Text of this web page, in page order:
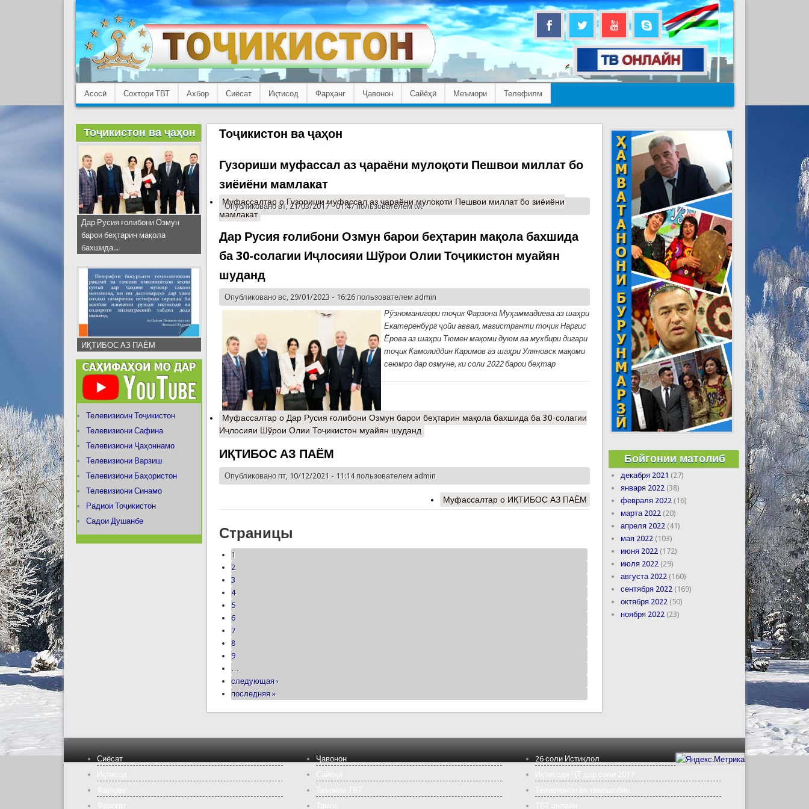
Асосӣ Сохтори ТВТ Ахбор Сиёсат Иқтисод Фарҳанг Ҷавонон Сайёҳӣ Меъмори Телефилм
Тоҷикистон ва ҷаҳон
Гузориши муфассал аз ҷараёни мулоқоти Пешвои миллат бо
зиёиёни мамлакат
Опубликовано вт, 21/03/2017 - 01:47 пользователемtvt
Муфассалтар о Гузориши муфассал аз ҷараёни мулоқоти Пешвои миллат бо зиёиёни
мамлакат
Дар Русия ғолибони Озмун барои беҳтарин мақола бахшида
ба 30-солагии Иҷлосияи Шўрои Олии Тоҷикистон муайян
шуданд
Опубликовано вс, 29/01/2023 - 16:26 пользователем admin
Рўзноманигори тоҷик Фарзона Муҳаммадиева аз шаҳри
Екатеренбург ҷойи аввал, магистранти тоҷик Наргис
Ёрова аз шаҳри Тюмен мақоми дуюм ва мухбири дигари
тоҷик Камолиддин Каримов аз шаҳри Уляновск мақоми
сеюмро дар озмуне, ки соли 2022 барои беҳтар
Муфассалтар о Дар Русия ғолибони Озмун барои беҳтарин мақола бахшида ба 30-солагии
Иҷлосияи Шўрои Олии Тоҷикистон муайян шуданд
ИҚТИБОС АЗ ПАЁМ
Опубликовано пт, 10/12/2021 - 11:14 пользователем admin
Муфассалтаро ИҚТИБОС АЗ ПАЁМ
Страницы
1
2
3
4
5
6
7
8
9
…
следующая ›
последняя »
Тоҷикистон ва ҷаҳон
Дар Русия ғолибони Озмун
барои беҳтарин мақола
бахшида...
ИҚТИБОС АЗ ПАЁМ
Телевизиоин Тоҷикистон
Телевизиони Сафина
Телевизиони Ҷаҳоннамо
Телевизиони Варзиш
Телевизиони Баҳористон
Телевизиони Синамо
Радиои Тоҷикистон
Садои Душанбе
Бойгонии матолиб
декабря 2021 (27)
января 2022 (38)
февраля 2022 (16)
марта 2022 (20)
апреля 2022 (41)
мая 2022 (103)
июня 2022 (172)
июля 2022 (29)
августа 2022 (160)
сентября 2022 (169)
октября 2022 (50)
ноября 2022 (23)
Сиёсат
Ҷавонон
26 соли Истиқлол